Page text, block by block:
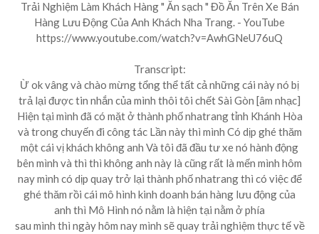
Trải Nghiệm Làm Khách Hàng " Ăn sạch " Đồ Ăn Trên Xe Bán
Hàng Lưu Động Của Anh Khách Nha Trang. - YouTube
https://www.youtube.com/watch?v=AwhGNeU76uQ
Transcript:
Ừ ok vâng và chào mừng tổng thể tất cả những cái này nó bị
trả lại được tin nhắn của mình thôi tôi chết Sài Gòn [âm nhạc]
Hiện tại mình đã có mặt ở thành phố nhatrang tỉnh Khánh Hòa
và trong chuyến đi công tác Lần này thì mình Có dịp ghé thăm
một cái vị khách không anh Và tôi đã đầu tư xe nó hành động
bên mình và thì thì không anh này là cũng rất là mến mình hôm
nay mình có dịp quay trở lại thành phố nhatrang thì có việc để
ghé thăm rồi cái mô hình kinh doanh bán hàng lưu động của
anh thì Mô Hình nó nằm là hiện tại nằm ở phía
sau mình thì ngày hôm nay mình sẽ quay trải nghiệm thực tế về